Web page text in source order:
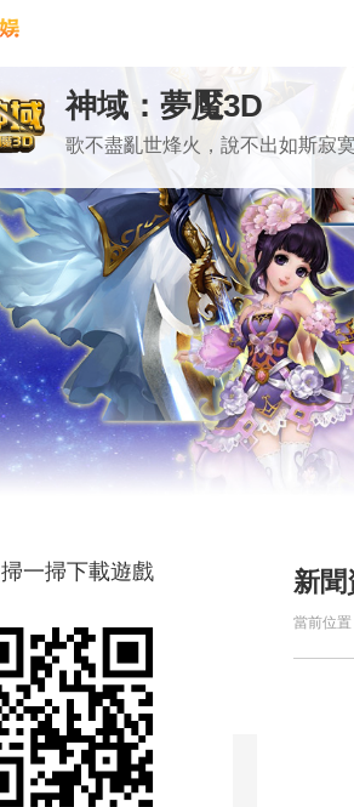
神域：夢魘3D
歌不盡亂世烽火，說不出如斯寂
掃一掃下載遊戲 新聞
當前位置